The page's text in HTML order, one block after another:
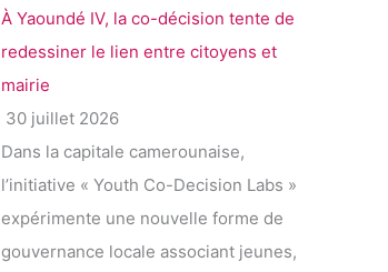
À Yaoundé IV, la co-décision tente de
redessiner le lien entre citoyens et
mairie
30 juillet 2026
Dans la capitale camerounaise,
l’initiative « Youth Co-Decision Labs »
expérimente une nouvelle forme de
gouvernance locale associant jeunes,